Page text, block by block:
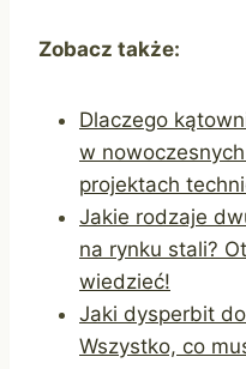
Zobacz także:
Dlaczego
w
projektach
Jakie rodzaje
na rynku stali?
wiedzieć!
Jaki dysperbit
Wszystko, co